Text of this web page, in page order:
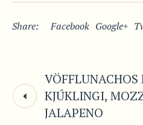
Share: Facebook Google+
KJÚKLINGI,
JALAPENO